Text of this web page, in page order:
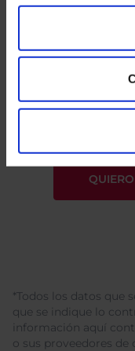
“Configuración”.
para
la
*Todos los datos que
que se indique lo
información aquí
o sus proveedores de